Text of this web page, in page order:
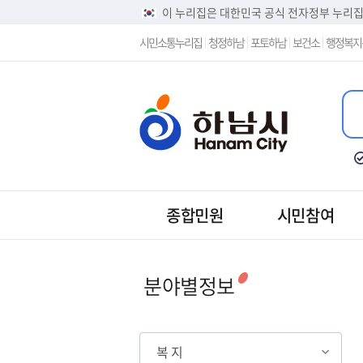
이 누리집은 대한민국 공식 전자정부 누리
시민소통누리집 청정하남 포토하남 보건소 행정복
종합민원 시민참여
복 지
분야별정보
복 지